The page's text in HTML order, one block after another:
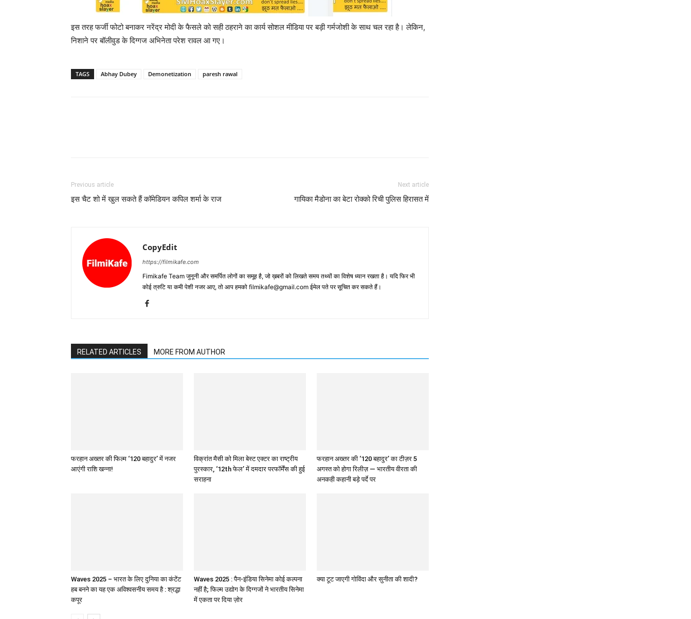
इस तरह फर्जी फोटो बनाकर नरेंद्र मोदी के फैसले को सही ठहराने का कार्य सोशल मीडिया पर बड़ी गर्मजोशी के साथ चल रहा है। लेकिन,
निशाने पर बॉलीवुड के दिग्‍गज अभिनेता परेश रावल आ गए।
TAGS Abhay Dubey Demonetization paresh rawal
Previous article
इस चैट शो में खुल सकते हैं कॉमेडियन कपिल शर्मा के राज
Next article
गायिका मैडोना का बेटा रोक्को रिची पुलिस हिरासत में
CopyEdit
https://filmikafe.com
Fimikafe Team जुनूनी और समर्पित लोगों का समूह है, जो ख़बरों को लिखते समय तथ्‍यों का विशेष ध्‍यान रखता है। यदि फिर भी
कोई त्रुटि या कमी पेशी नजर आए, तो आप हमको filmikafe@gmail.com ईमेल पते पर सूचित कर सकते हैं।
RELATED ARTICLES MORE FROM AUTHOR
फरहान अख्तर की फिल्म ‘120 बहादुर’ में नजर
आएंगी राशि खन्ना!
विक्रांत मैसी को मिला बेस्ट एक्टर का राष्ट्रीय
पुरस्कार, ‘12th फेल’ में दमदार परफॉर्मेंस की हुई
सराहना
फरहान अख्तर की ‘120 बहादुर’ का टीज़र 5
अगस्त को होगा रिलीज़ — भारतीय वीरता की
अनकही कहानी बड़े पर्दे पर
Waves 2025 – भारत के लिए दुनिया का कंटेंट
हब बनने का यह एक अविश्वसनीय समय है : श्रद्धा
कपूर
Waves 2025 : पैन-इंडिया सिनेमा कोई कल्पना
नहीं है; फिल्म उद्योग के दिग्गजों ने भारतीय सिनेमा
में एकता पर दिया ज़ोर
क्या टूट जाएगी गोविंदा और सुनीता की शादी?